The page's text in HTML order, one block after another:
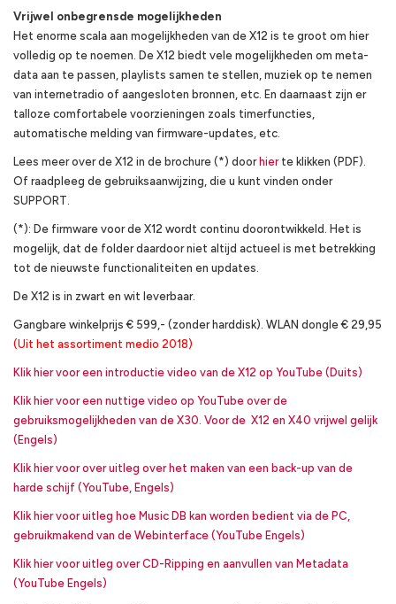
Vrijwel onbegrensde mogelijkheden
Het enorme scala aan mogelijkheden van de X12 is te groot om hier
volledig op te noemen. De X12 biedt vele mogelijkheden om meta-
data aan te passen, playlists samen te stellen, muziek op te nemen
van internetradio of aangesloten bronnen, etc. En daarnaast zijn er
talloze comfortabele voorzieningen zoals timerfuncties,
automatische melding van firmware-updates, etc.
Lees meer over de X12 in de brochure (*) door hierte klikken (PDF).
Of raadpleeg de gebruiksaanwijzing, die u kunt vinden onder
SUPPORT.
(*): De firmware voor de X12 wordt continu doorontwikkeld. Het is
mogelijk, dat de folder daardoor niet altijd actueel is met betrekking
tot de nieuwste functionaliteiten en updates.
De X12 is in zwart en wit leverbaar.
Gangbare winkelprijs € 599,- (zonder harddisk). WLAN dongle € 29,95
(Uit het assortiment medio 2018)
Klik hier voor een introductie video van de X12 op YouTube (Duits)
Klik hier voor een nuttige video op YouTube over de
gebruiksmogelijkheden van de X30. Voor de X12 en X40 vrijwel gelijk
(Engels)
Klik hier voor over uitleg over het maken van een back-up van de
harde schijf (YouTube, Engels)
Klik hier voor uitleg hoe Music DB kan worden bedient via de PC,
gebruikmakend van de Webinterface (YouTube Engels)
Klik hier voor uitleg over CD-Ripping en aanvullen van Metadata
(YouTube Engels)